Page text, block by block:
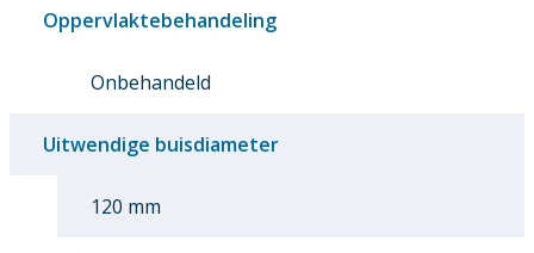
Oppervlaktebehandeling
Onbehandeld
Uitwendige buisdiameter
120 mm